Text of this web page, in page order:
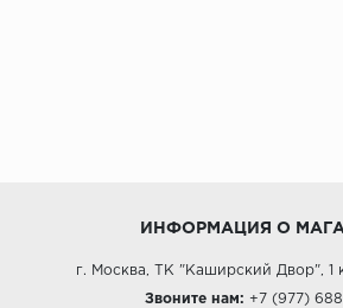
ИНФОРМАЦИЯ О
г. Москва, ТК "Каширский Двор", 1
Звоните нам: +7 (977)